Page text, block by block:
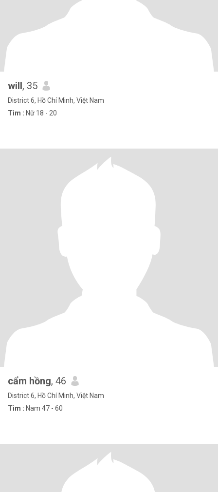
will, 35
District 6, Hồ Chí Minh, Việt Nam
Tìm : Nữ 18 - 20
cẩm hồng, 46
District 6, Hồ Chí Minh, Việt Nam
Tìm : Nam 47 - 60